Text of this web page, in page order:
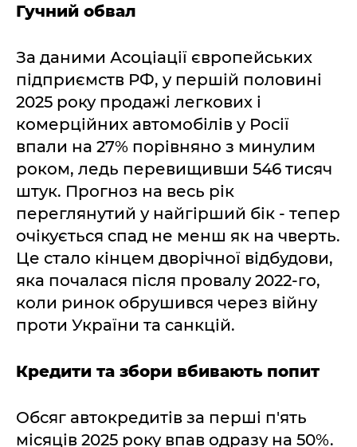
Гучний обвал
За даними Асоціації європейських
підприємств РФ, у першій половині
2025 року продажі легкових і
комерційних автомобілів у Росії
впали на 27% порівняно з минулим
роком, ледь перевищивши 546 тисяч
штук. Прогноз на весь рік
переглянутий у найгірший бік - тепер
очікується спад не менш як на чверть.
Це стало кінцем дворічної відбудови,
яка почалася після провалу 2022-го,
коли ринок обрушився через війну
проти України та санкцій.
Кредити та збори вбивають попит
Обсяг автокредитів за перші п'ять
місяців 2025 року впав одразу на 50%.